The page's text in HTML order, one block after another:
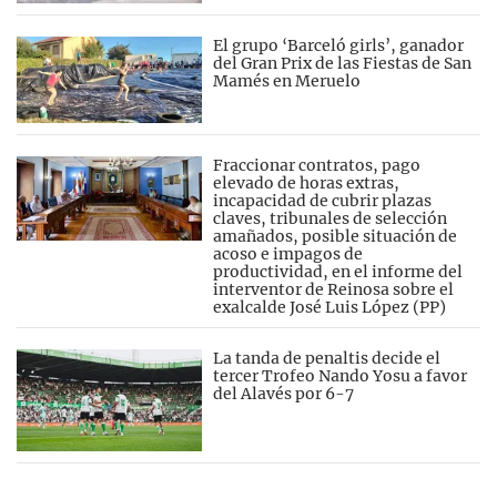
El grupo ‘Barceló girls’, ganador
del Gran Prix de las Fiestas de San
Mamés en Meruelo
Fraccionar contratos, pago
elevado de horas extras,
incapacidad de cubrir plazas
claves, tribunales de selección
amañados, posible situación de
acoso e impagos de
productividad, en el informe del
interventor de Reinosa sobre el
exalcalde José Luis López (PP)
La tanda de penaltis decide el
tercer Trofeo Nando Yosu a favor
del Alavés por 6-7